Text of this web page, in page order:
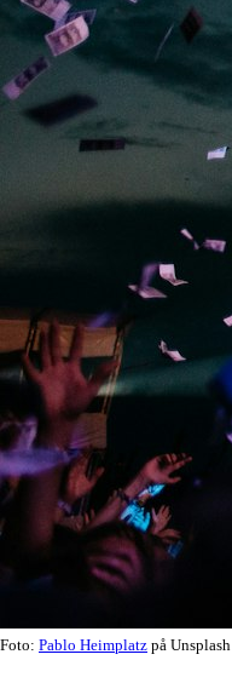
Foto: Pablo Heimplatz på Unsplash